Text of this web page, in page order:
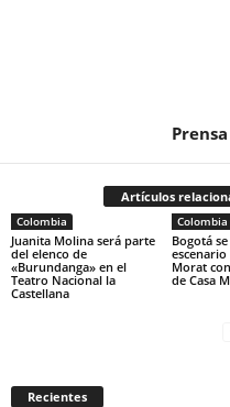
Artículos
Colombia
Juanita Molina será parte
del elenco de
«Burundanga» en el
Teatro Nacional la
Castellana
Colombia
Bogotá
Morat
de Casa
Recientes